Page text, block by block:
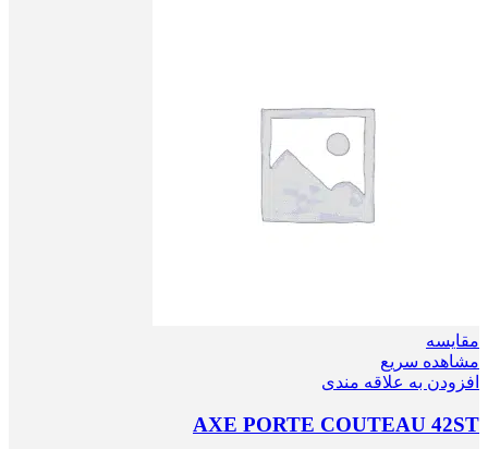
مقایسه
مشاهده سریع
افزودن به علاقه مندی
AXE PORTE COUTEAU 42ST